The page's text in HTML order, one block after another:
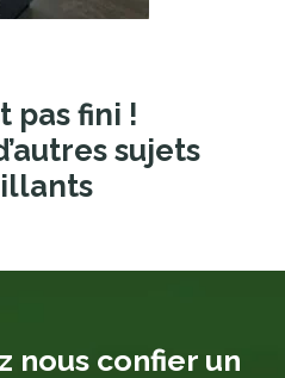
pas fini !
sujets
nous confier un